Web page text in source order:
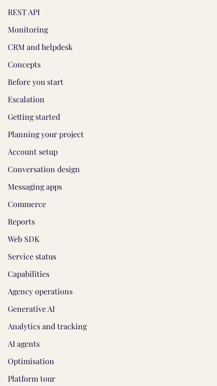
REST API
Monitoring
CRM and helpdesk
Concepts
Before you start
Escalation
Getting started
Planning your project
Account setup
Conversation design
Messaging apps
Commerce
Reports
Web SDK
Service status
Capabilities
Agency operations
Generative AI
Analytics and tracking
AI agents
Optimisation
Platform tour